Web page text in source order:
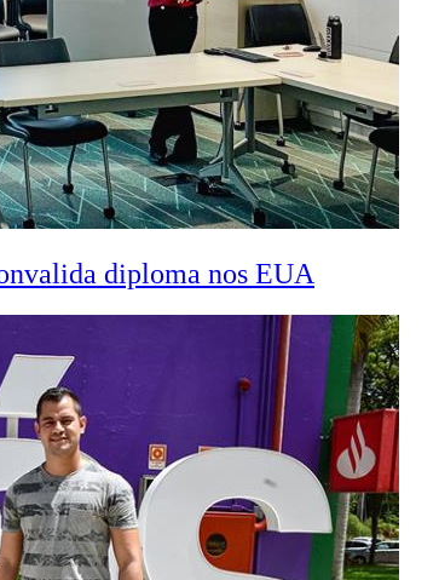
diploma nos EUA